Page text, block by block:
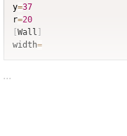
y=37
r=20
Wall
width=
...